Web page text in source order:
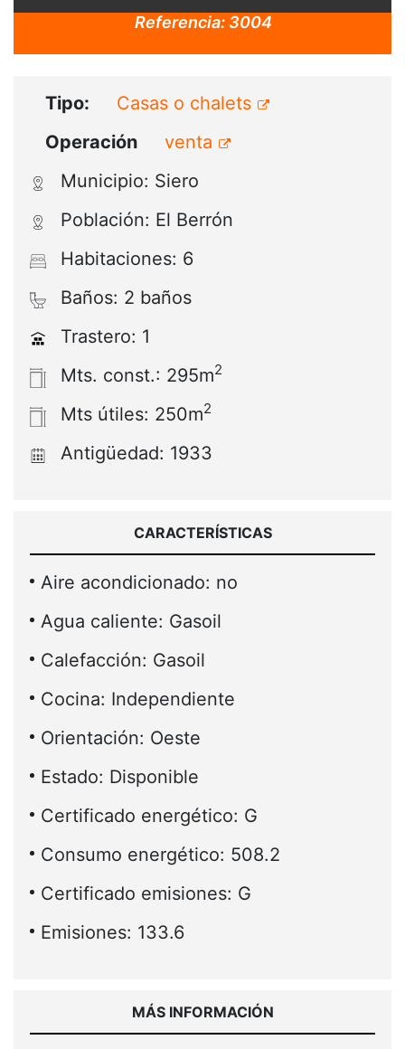
Referencia: 3004
Tipo:
Casas o chalets
Operación
venta
Municipio: Siero
Población: El Berrón
Habitaciones: 6
Baños: 2 baños
Trastero: 1
Mts. const.: 295m2
Mts útiles: 250m2
Antigüedad: 1933
CARACTERÍSTICAS
Aire acondicionado: no
Agua caliente: Gasoil
Calefacción: Gasoil
Cocina: Independiente
Orientación: Oeste
Estado: Disponible
Certificado energético: G
Consumo energético: 508.2
Certificado emisiones: G
Emisiones: 133.6
MÁS INFORMACIÓN